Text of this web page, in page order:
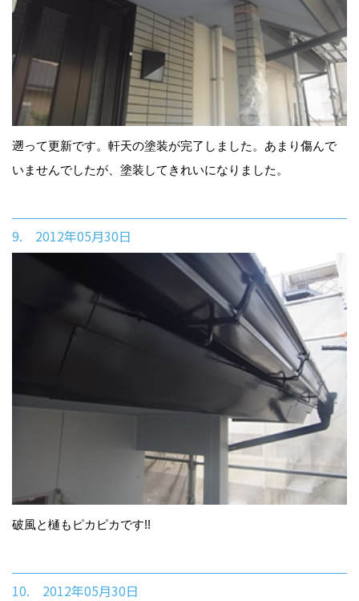
遡って更新です。軒天の塗装が完了しました。あまり傷んで
いませんでしたが、塗装してきれいになりました。
9. 2012年05月30日
破風と樋もピカピカです!!
10. 2012年05月30日